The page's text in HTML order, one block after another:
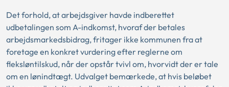
Det forhold, at arbejdsgiver havde indberettet
udbetalingen som A-indkomst, hvoraf der betales
arbejdsmarkedsbidrag, fritager ikke kommunen fra at
foretage en konkret vurdering efter reglerne om
fleksløntilskud, når der opstår tvivl om, hvorvidt der er tale
om en lønindtægt. Udvalget bemærkede, at hvis beløbet